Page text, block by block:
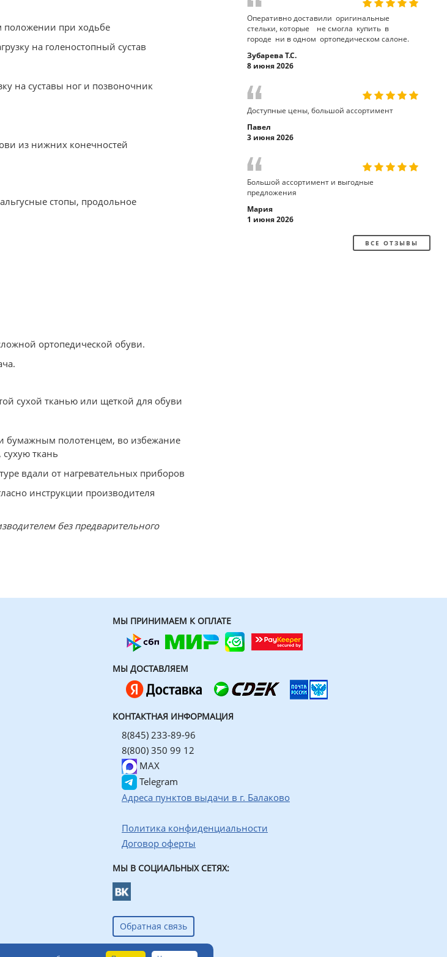
положении при ходьбе
на голеностопный сустав
на суставы ног и позвоночник
из нижних конечностей
стопы, продольное
ортопедической обуви.
сухой тканью или щеткой для обуви
бумажным полотенцем, во избежание
ткань
вдали от нагревательных приборов
инструкции производителя
без предварительного
Оперативно доставили оригинальные
стельки, которые не смогла купить в
городе ни в одном ортопедическом салоне.
Зубарева Т.С.
8 июня 2026
Доступные цены, большой ассортимент
Павел
3 июня 2026
Большой ассортимент и выгодные
предложения
Мария
1 июня 2026
ВСЕ ОТЗЫВЫ
МЫ ПРИНИМАЕМ К ОПЛАТЕ
МЫ ДОСТАВЛЯЕМ
КОНТАКТНАЯ ИНФОРМАЦИЯ
8(845) 233-89-96
8(800) 350 99 12
MAX
Telegram
Адреса пунктов выдачи в г. Балаково
Политика конфиденциальности
Договор оферты
МЫ В СОЦИАЛЬНЫХ СЕТЯХ:
Обратная связь